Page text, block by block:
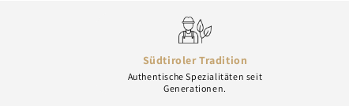
Südtiroler Tradition
Authentische Spezialitäten seit
Generationen.